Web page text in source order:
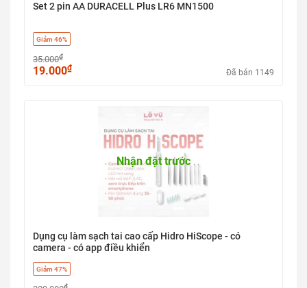
Set 2 pin AA DURACELL Plus LR6 MN1500
Giảm 46%
35.000₫
19.000₫ Đã bán 1149
Nhận đặt trước
Dụng cụ làm sạch tai cao cấp Hidro HiScope - có
camera - có app điều khiển
Giảm 47%
₫